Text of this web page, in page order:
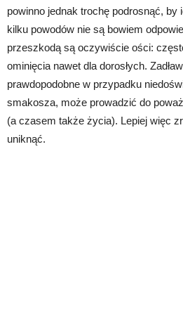
powinno jednak trochę podrosnąć,
kilku powodów nie są bowiem
przeszkodą są oczywiście ości:
ominięcia nawet dla dorosłych.
prawdopodobne w przypadku
smakosza, może prowadzić do
(a czasem także życia). Lepiej więc
uniknąć.